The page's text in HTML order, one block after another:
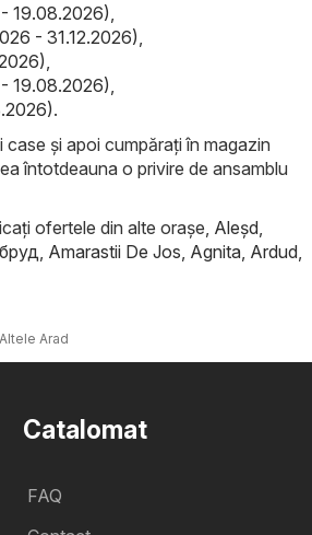
19.08.2026)
- 31.12.2026)
19.08.2026)
.
și apoi cumpărați în magazin
întotdeauna o privire de ansamblu
ofertele din alte orașe, Aleşd
Amarastii De Jos Agnita Ardud
Altele Arad
Catalomat
FAQ